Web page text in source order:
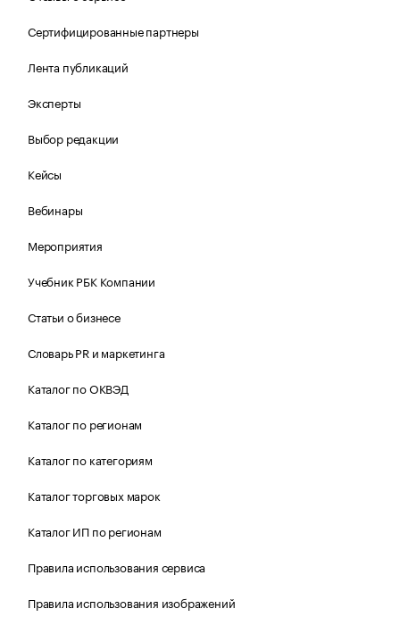
Сертифицированные партнеры
Лента публикаций
Эксперты
Выбор редакции
Кейсы
Вебинары
Мероприятия
Учебник РБК Компании
Статьи о бизнесе
Словарь PR и маркетинга
Каталог по ОКВЭД
Каталог по регионам
Каталог по категориям
Каталог торговых марок
Каталог ИП по регионам
Правила использования сервиса
Правила использования изображений